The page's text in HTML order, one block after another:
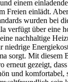
einem
Freien einlädt.
wurden bei
verfügt über eine
nachhaltige
niedrige
sorgt. Mit diesem
erneut gezeigt,
und komfortabel,